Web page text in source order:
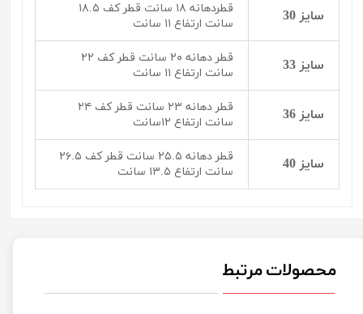
سایز 30
قطردهانه ۱۸ سانت قطر کف ۱۸.۵
سانت ارتفاع ۱۱ سانت
سایز 33
قطر دهانه ۲۰ سانت قطر کف ۲۲
سانت ارتفاع ۱۱ سانت
سایز 36
قطر دهانه ۲۳ سانت قطر کف ۲۴
سانت ارتفاع ۱۲سانت
سایز 40
قطر دهانه ۲۵.۵ سانت قطر کف ۲۶.۵
سانت ارتفاع ۱۳.۵ سانت
محصولات مرتبط